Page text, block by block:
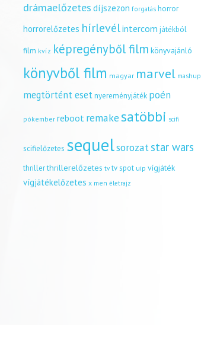
drámaelőzetes díjszezon forgatás horror
horrorelőzetes hírlevélintercom játékból
film kvíz képregényből film könyvajánló
könyvből film magyar marvel mashup
megtörtént esetnyereményjáték poén
pókember reboot remakesatöbbi scifi
scifielőzetes sequelsorozatstar wars
thrillerthrillerelőzetes tv tv spot uip vígjáték
vígjátékelőzetes x men életrajz